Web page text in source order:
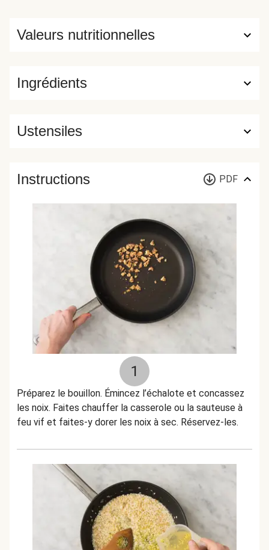
Ingrédients
Valeurs nutritionnelles
Ustensiles
Instructions PDF
1
Préparez le bouillon. Émincez l’échalote et concassez
les noix. Faites chauffer la casserole ou la sauteuse à
feu vif et faites-y dorer les noix à sec. Réservez-les.